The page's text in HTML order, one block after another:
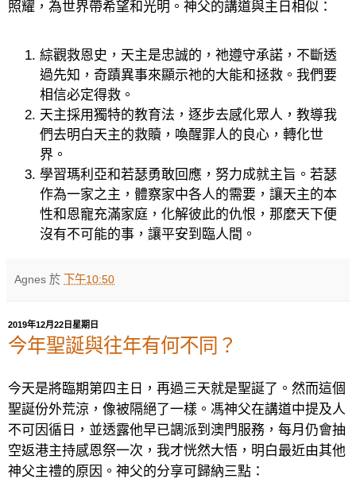
照耀，為世界帶希望和光明。神父的講道與主日相似：
綜觀救恩史，天主是忠誠的，祂遵守承諾，不斷透
過先知，奇蹟異事來顯示祂的大能和拯救。我們要
相信必定得救。
天主採用獨特的教育法，逐步去感化眾人，教導我
們去明白天主的救贖，喚醒罪人的良心，轉化世
界。
學習瑪利亞和若瑟勇敢回應，努力成就主旨。若瑟
作為一家之主，體察家中各人的需要，讓天主的本
性和恩寵充滿家庭，化解彼此的仇恨，那麼天下便
沒有不可能的事，讓平安到臨人間。
Agnes 於 下午10:50
2019年12月22日星期日
今年聖誕與往年有何不同？
今天是將臨期第四主日，再過三天就是聖誕了。然而這個
聖誕份外荒涼，像被隔絕了一樣。馮神父在講道中提及人
不可因循日，並透露他早已調派到澳門服務，每月仍會抽
空返港主持感恩祭一次，我才恍然大悟，明白最近由其他
神父主禮的原因。神父的分享可歸納三點：